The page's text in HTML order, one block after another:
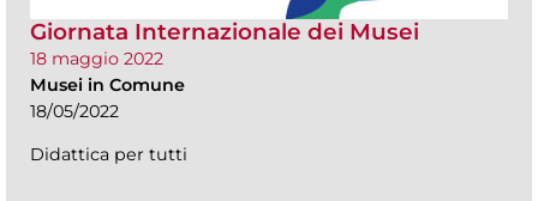
Giornata Internazionale dei Musei
18 maggio 2022
Musei in Comune
18/05/2022
Didattica per tutti